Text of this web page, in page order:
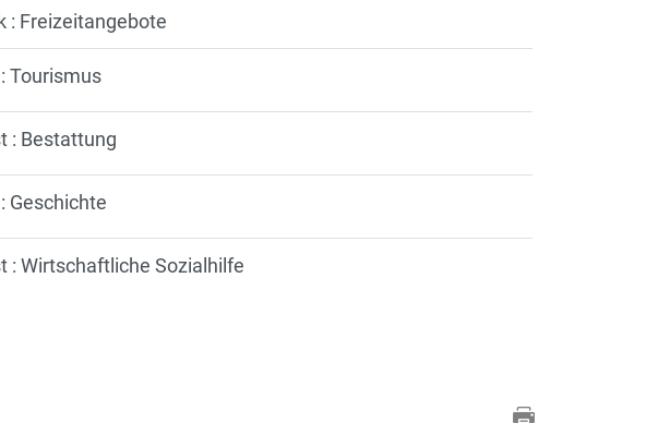
: Freizeitangebote
Tourismus
: Bestattung
Geschichte
: Wirtschaftliche Sozialhilfe